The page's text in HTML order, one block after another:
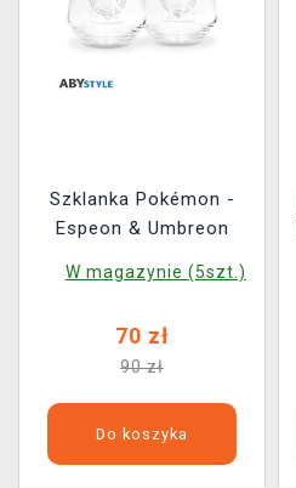
Szklanka Pokémon -
Espeon & Umbreon
W magazynie (5szt.)
70 zł
90 zł
Do koszyka